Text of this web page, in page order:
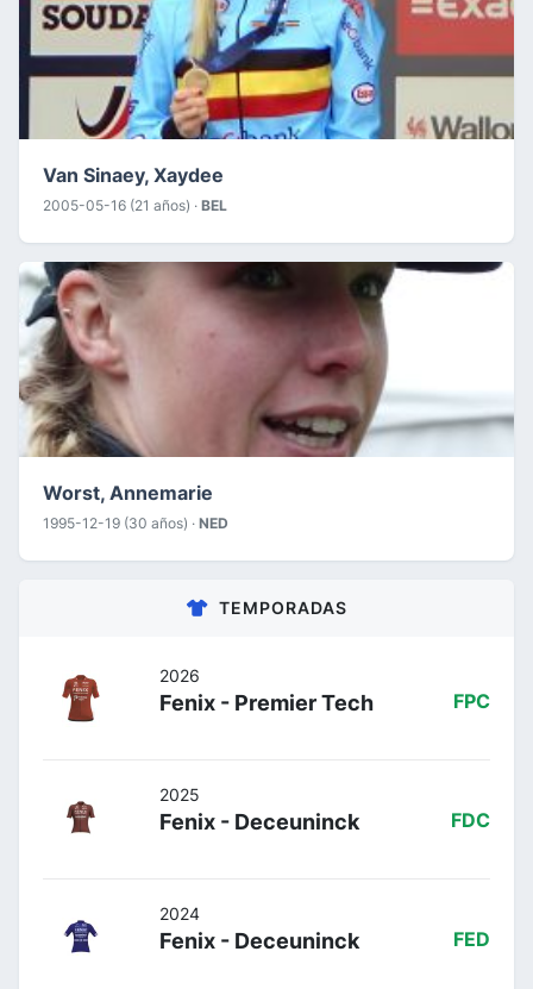
Van Sinaey, Xaydee
2005-05-16 (21 años) · BEL
Worst, Annemarie
1995-12-19 (30 años) · NED
TEMPORADAS
2026
Fenix - Premier Tech FPC
2025
Fenix - Deceuninck FDC
2024
Fenix - Deceuninck FED